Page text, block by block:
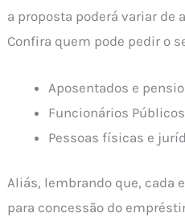
a proposta poderá variar de
Confira quem pode pedir o
Aposentados e
Funcionários
Pessoas físicas e
Aliás, lembrando que, cada
para concessão do